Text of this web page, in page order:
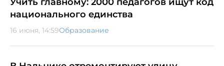
национального единства
16 июня, 14:59Образование